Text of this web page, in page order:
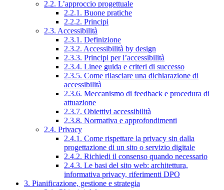
2.2. L’approccio progettuale
2.2.1. Buone pratiche
2.2.2. Principi
2.3. Accessibilità
2.3.1. Definizione
2.3.2. Accessibilità by design
2.3.3. Principi per l’accessibilità
2.3.4. Linee guida e criteri di successo
2.3.5. Come rilasciare una dichiarazione di
accessibilità
2.3.6. Meccanismo di feedback e procedura di
attuazione
2.3.7. Obiettivi accessibilità
2.3.8. Normativa e approfondimenti
2.4. Privacy
2.4.1. Come rispettare la privacy sin dalla
progettazione di un sito o servizio digitale
2.4.2. Richiedi il consenso quando necessario
2.4.3. Le basi del sito web: architettura,
informativa privacy, riferimenti DPO
3. Pianificazione, gestione e strategia